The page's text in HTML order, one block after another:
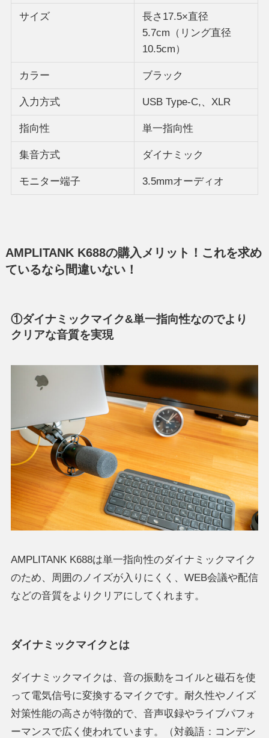
サイズ
長さ17.5×直径
5.7cm（リング直径
10.5cm）
カラー ブラック
入力方式 USB Type-C,、XLR
指向性 単一指向性
集音方式 ダイナミック
モニター端子 3.5mmオーディオ
AMPLITANK K688の購入メリット！これを求め
ているなら間違いない！
①ダイナミックマイク&単一指向性なのでより
クリアな音質を実現
AMPLITANK K688は単一指向性のダイナミックマイク
のため、周囲のノイズが入りにくく、WEB会議や配信
などの音質をよりクリアにしてくれます。
ダイナミックマイクとは
ダイナミックマイクは、音の振動をコイルと磁石を使
って電気信号に変換するマイクです。耐久性やノイズ
対策性能の高さが特徴的で、音声収録やライブパフォ
ーマンスで広く使われています。（対義語：コンデン